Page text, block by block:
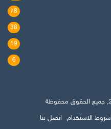
78
38
19
6
شروط الاستخدام اتصل بنا